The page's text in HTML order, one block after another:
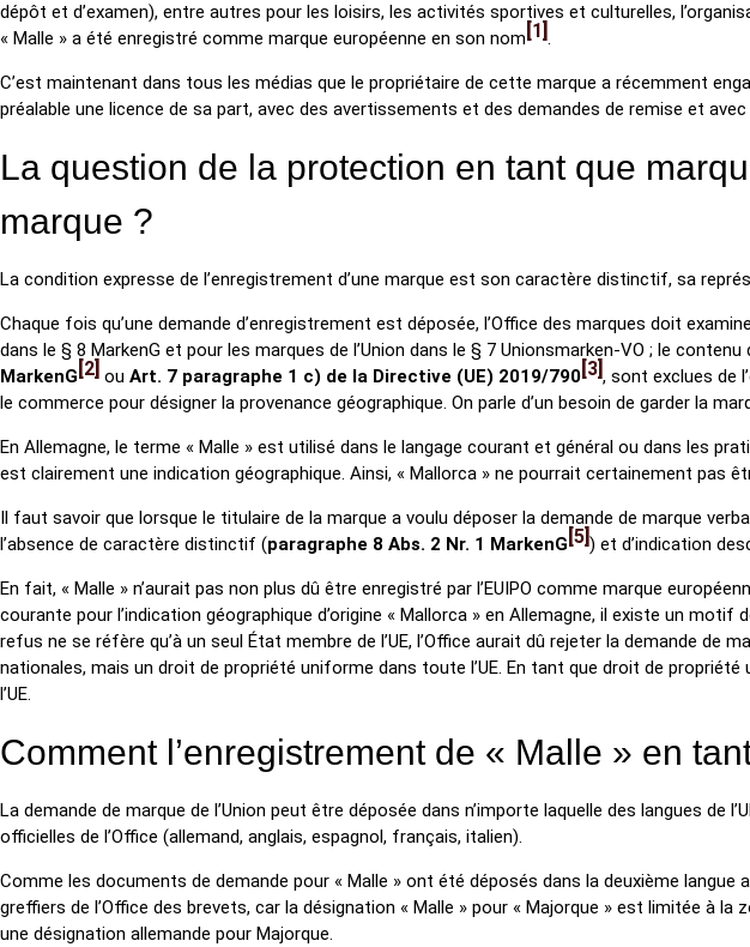
dépôt et d’examen), entre autres pour les loisirs, les activités sportives et culturelles,
« Malle » a été enregistré comme marque européenne en son nom 1 .
C’est maintenant dans tous les médias que le propriétaire de cette marque a récemment
préalable une licence de sa part, avec des avertissements et des demandes de remise et
La question de la protection en tant que
marque ?
La condition expresse de l’enregistrement d’une marque est son caractère distinctif, sa
Chaque fois qu’une demande d’enregistrement est déposée, l’Office des marques doit
dans le § 8 MarkenG et pour les marques de l’Union dans le § 7 Unionsmarken-VO ; le
MarkenG 2 ou Art. 7 paragraphe 1 c) de la Directive (UE) 2019/790 3 , sont exclues de
le commerce pour désigner la provenance géographique. On parle d’un besoin de garder la
En Allemagne, le terme « Malle » est utilisé dans le langage courant et général ou dans les
est clairement une indication géographique. Ainsi, « Mallorca » ne pourrait certainement pas
Il faut savoir que lorsque le titulaire de la marque a voulu déposer la demande de marque
l’absence de caractère distinctif (paragraphe 8 Abs. 2 Nr. 1 MarkenG 5 ) et d’indication
En fait, « Malle » n’aurait pas non plus dû être enregistré par l’EUIPO comme marque
courante pour l’indication géographique d’origine « Mallorca » en Allemagne, il existe un motif
refus ne se réfère qu’à un seul État membre de l’UE, l’Office aurait dû rejeter la demande de
nationales, mais un droit de propriété uniforme dans toute l’UE. En tant que droit de
l’UE.
Comment l’enregistrement de « Malle » en
La demande de marque de l’Union peut être déposée dans n’importe laquelle des langues
officielles de l’Office (allemand, anglais, espagnol, français, italien).
Comme les documents de demande pour « Malle » ont été déposés dans la deuxième langue
greffiers de l’Office des brevets, car la désignation « Malle » pour « Majorque » est limitée à
une désignation allemande pour Majorque.